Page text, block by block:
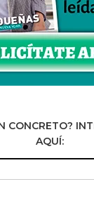
CONCRETO?
AQUÍ: